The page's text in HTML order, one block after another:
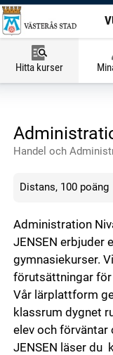
Hitta kurser
Handel och
Distans, 100 poäng
Administration
JENSEN erbjuder
gymnasiekurser.
förutsättningar för
Vår lärplattform
klassrum dygnet
elev och
JENSEN läser du